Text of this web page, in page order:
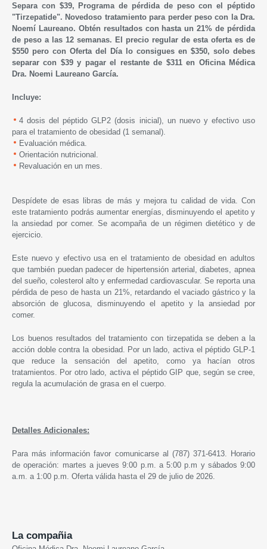
Separa con $39, Programa de pérdida de peso con el péptido
"Tirzepatide". Novedoso tratamiento para perder peso con la Dra.
Noemí Laureano. Obtén resultados con hasta un 21% de pérdida
de peso a las 12 semanas. El precio regular de esta oferta es de
$550 pero con Oferta del Día lo consigues en $350, solo debes
separar con $39 y pagar el restante de $311 en Oficina Médica
Dra. Noemi Laureano García.
Incluye:
4 dosis del péptido GLP2 (dosis inicial), un nuevo y efectivo uso
para el tratamiento de obesidad (1 semanal).
Evaluación médica.
Orientación nutricional.
Revaluación en un mes.
Despídete de esas libras de más y mejora tu calidad de vida. Con
este tratamiento podrás aumentar energías, disminuyendo el apetito y
la ansiedad por comer. Se acompaña de un régimen dietético y de
ejercicio.
Este nuevo y efectivo usa en el tratamiento de obesidad en adultos
que también puedan padecer de hipertensión arterial, diabetes, apnea
del sueño, colesterol alto y enfermedad cardiovascular. Se reporta una
pérdida de peso de hasta un 21%, retardando el vaciado gástrico y la
absorción de glucosa, disminuyendo el apetito y la ansiedad por
comer.
Los buenos resultados del tratamiento con tirzepatida se deben a la
acción doble contra la obesidad. Por un lado, activa el péptido GLP-1
que reduce la sensación del apetito, como ya hacían otros
tratamientos. Por otro lado, activa el péptido GIP que, según se cree,
regula la acumulación de grasa en el cuerpo.
Detalles Adicionales:
Para más información favor comunicarse al (787) 371-6413. Horario
de operación: martes a jueves 9:00 p.m. a 5:00 p.m y sábados 9:00
a.m. a 1:00 p.m. Oferta válida hasta el 29 de julio de 2026.
La compañia